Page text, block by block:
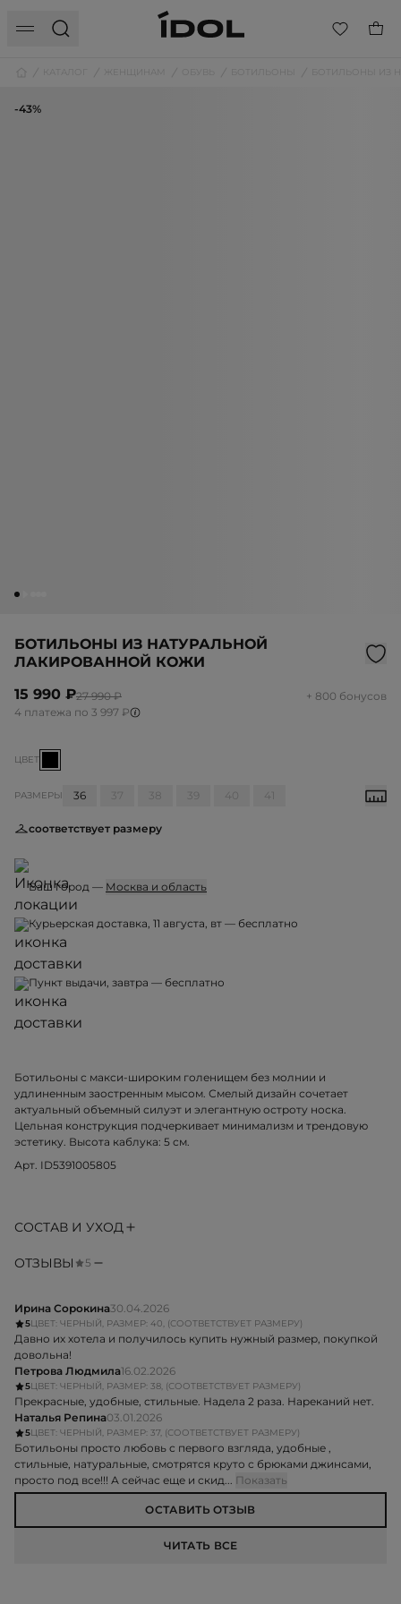
-43%
БОТИЛЬОНЫ ИЗ НАТУРАЛЬНОЙ
ЛАКИРОВАННОЙ КОЖИ
15 990 ₽27 990 ₽
+ 800 бонусов
4 платежа по 3 997 ₽
ЦВЕТ
РАЗМЕРЫ 36 37 38 39 40 41
соответствует размеру
Ваш город — Москва и область
Курьерская доставка, 11 августа, вт — бесплатно
Пункт выдачи, завтра — бесплатно
Ботильоны с макси-широким голенищем без молнии и
удлиненным заостренным мысом. Смелый дизайн сочетает
актуальный объемный силуэт и элегантную остроту носка.
Цельная конструкция подчеркивает минимализм и трендовую
эстетику. Высота каблука: 5 см.
Арт. ID5391005805
СОСТАВ И УХОД
ОТЗЫВЫ 5
Ирина Сорокина30.04.2026
5ЦВЕТ: ЧЕРНЫЙ, РАЗМЕР: 40, (СООТВЕТСТВУЕТ РАЗМЕРУ)
Давно их хотела и получилось купить нужный размер, покупкой
довольна!
Петрова Людмила16.02.2026
5ЦВЕТ: ЧЕРНЫЙ, РАЗМЕР: 38, (СООТВЕТСТВУЕТ РАЗМЕРУ)
Прекрасные, удобные, стильные. Надела 2 раза. Нареканий нет.
Наталья Репина03.01.2026
5ЦВЕТ: ЧЕРНЫЙ, РАЗМЕР: 37, (СООТВЕТСТВУЕТ РАЗМЕРУ)
Ботильоны просто любовь с первого взгляда, удобные ,
стильные, натуральные, смотрятся круто с брюками джинсами,
просто под все!!! А сейчас еще и скид... Показать
ОСТАВИТЬ ОТЗЫВ
ЧИТАТЬ ВСЕ